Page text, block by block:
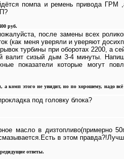
помпа и ремень привода ГРМ
руб.
после замены всех
(как меня уверяли и уверяют
турбины при оборотах 2200, а
валит сизый дым 3-4 минуты.
показатели которые могут
комп этого не увидит, но по хорошему, надо
под головку блока?
масло в дизтопливо(примерно
в этом
ответы.